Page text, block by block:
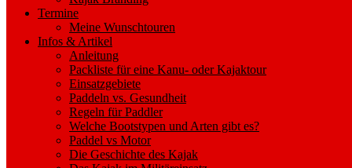
Termine
Meine Wunschtouren
Infos & Artikel
Anleitung
Packliste für eine Kanu- oder Kajaktour
Einsatzgebiete
Paddeln vs. Gesundheit
Regeln für Paddler
Welche Bootstypen und Arten gibt es?
Paddel vs Motor
Die Geschichte des Kajak